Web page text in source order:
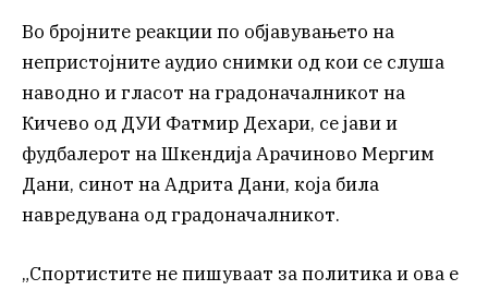
Во бројните реакции по објавувањето на
непристојните аудио снимки од кои се слуша
наводно и гласот на градоначалникот на
Кичево од ДУИ Фатмир Дехари, се јави и
фудбалерот на Шкендија Арачиново Мергим
Дани, синот на Адрита Дани, која била
навредувана од градоначалникот.
„Спортистите не пишуваат за политика и ова е